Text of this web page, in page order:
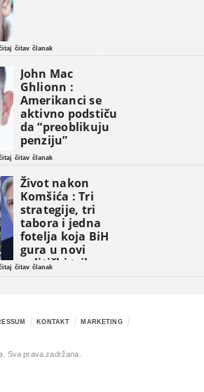
čitav članak
John Mac
Ghlionn :
Amerikanci se
aktivno podstiču
da “preoblikuju
penziju”
čitav članak
Život nakon
Komšića : Tri
strategije, tri
tabora i jedna
fotelja koja BiH
gura u novi
politički triler
čitav članak
KONTAKT
MARKETING
. Sva prava zadržana.